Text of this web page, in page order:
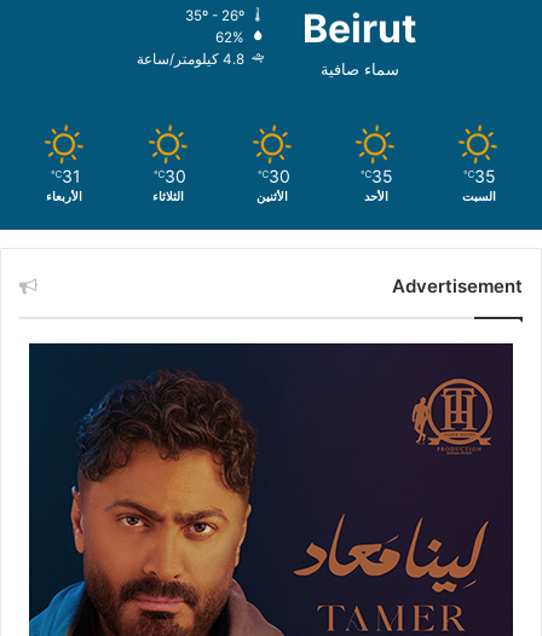
Beirut
سماء صافية
62%
4.8 كيلومتر/ساعة
35
℃
السبت
35
℃
الأحد
30
℃
الأثنين
30
℃
الثلاثاء
31
℃
الأربعاء
Advertisement